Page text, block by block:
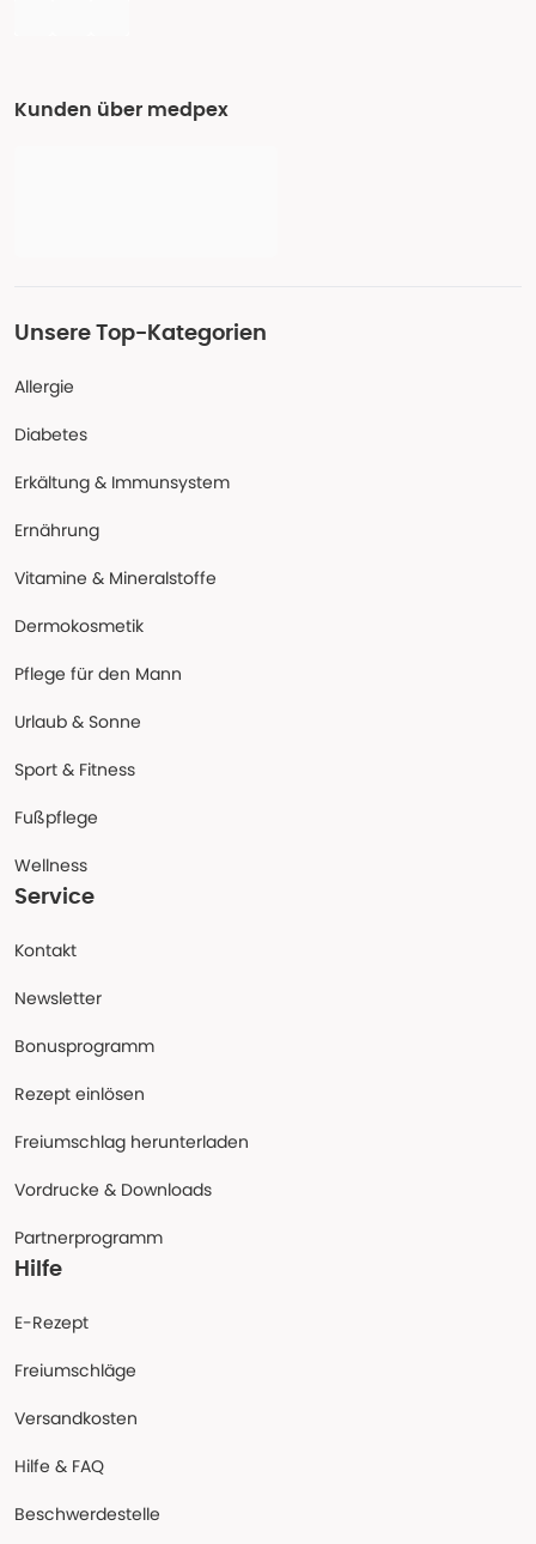
Kunden über medpex
Unsere Top-Kategorien
Allergie
Diabetes
Erkältung & Immunsystem
Ernährung
Vitamine & Mineralstoffe
Dermokosmetik
Pflege für den Mann
Urlaub & Sonne
Sport & Fitness
Fußpflege
Wellness
Service
Kontakt
Newsletter
Bonusprogramm
Rezept einlösen
Freiumschlag herunterladen
Vordrucke & Downloads
Partnerprogramm
Hilfe
E-Rezept
Freiumschläge
Versandkosten
Hilfe & FAQ
Beschwerdestelle